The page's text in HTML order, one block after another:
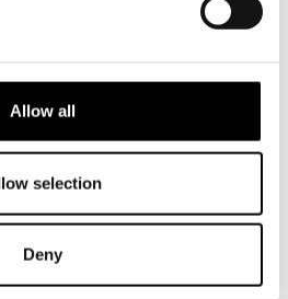
Allow all
selection
Deny
”Torka aldrig
blir nästa stora
Teatern
Torka aldrig tårar utan handskar